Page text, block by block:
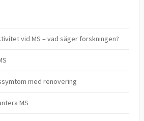
vid MS – vad säger forskningen?
med renovering
MS